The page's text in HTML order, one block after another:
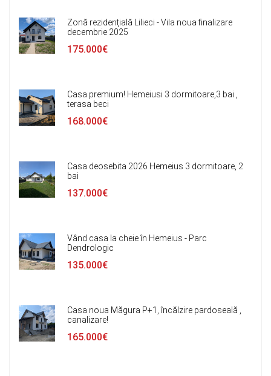
Zonă rezidențială Lilieci - Vila noua finalizare
decembrie 2025
175.000€
Casa premium! Hemeiusi 3 dormitoare,3 bai ,
terasa beci
168.000€
Casa deosebita 2026 Hemeius 3 dormitoare, 2
bai
137.000€
Vând casa la cheie în Hemeius - Parc
Dendrologic
135.000€
Casa noua Măgura P+1, încălzire pardoseală ,
canalizare!
165.000€